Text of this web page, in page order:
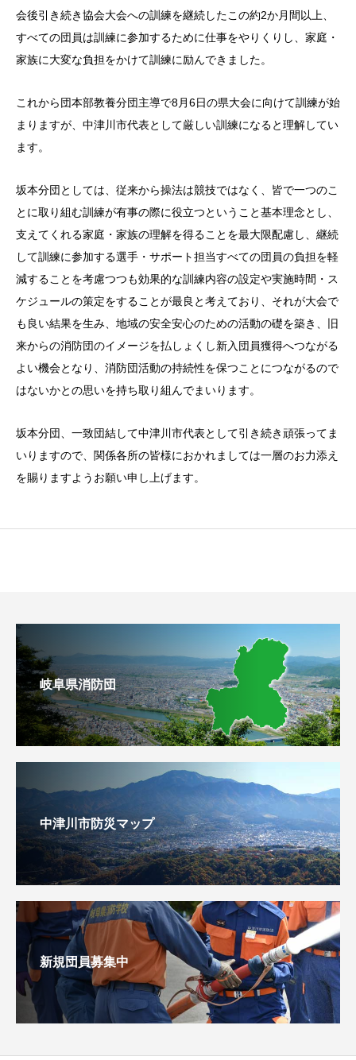
会後引き続き協会大会への訓練を継続したこの約2か月間以上、
すべての団員は訓練に参加するために仕事をやりくりし、家庭・
家族に大変な負担をかけて訓練に励んできました。
これから団本部教養分団主導で8月6日の県大会に向けて訓練が始
まりますが、中津川市代表として厳しい訓練になると理解してい
ます。
坂本分団としては、従来から操法は競技ではなく、皆で一つのこ
とに取り組む訓練が有事の際に役立つということ基本理念とし、
支えてくれる家庭・家族の理解を得ることを最大限配慮し、継続
して訓練に参加する選手・サポート担当すべての団員の負担を軽
減することを考慮つつも効果的な訓練内容の設定や実施時間・ス
ケジュールの策定をすることが最良と考えており、それが大会で
も良い結果を生み、地域の安全安心のための活動の礎を築き、旧
来からの消防団のイメージを払しょくし新入団員獲得へつながる
よい機会となり、消防団活動の持続性を保つことにつながるので
はないかとの思いを持ち取り組んでまいります。
坂本分団、一致団結して中津川市代表として引き続き頑張ってま
いりますので、関係各所の皆様におかれましては一層のお力添え
を賜りますようお願い申し上げます。
岐阜県消防団
中津川市防災マップ
新規団員募集中